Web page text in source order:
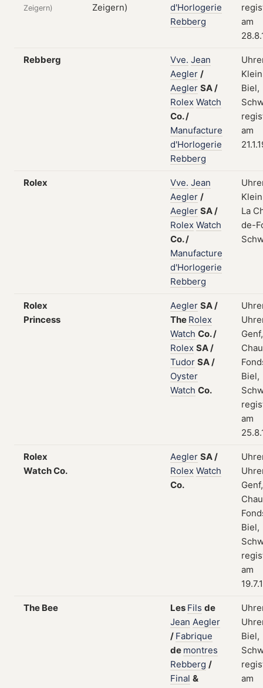
Zeigern)
d'Horlogerie
Rebberg
am
Rebberg Vve. Jean
Aegler /
Aegler SA/
Rolex Watch
Co./
Manufacture
d'Horlogerie
Rebberg
Biel,
am
Rolex Vve. Jean
Aegler /
Aegler SA/
Rolex Watch
Co./
Manufacture
d'Horlogerie
Rebberg
La
de-
Rolex
Princess
Aegler SA/
The Rolex
Watch Co./
Rolex SA/
Tudor SA/
Oyster
Watch Co.
Biel,
am
Rolex
Watch Co.
Aegler SA/
Rolex Watch
Co.
Biel,
am
The Bee Les Fils de
Jean Aegler
/ Fabrique
de montres
Rebberg /
Final &
Biel,
am